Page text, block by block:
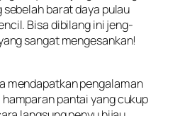
barat daya pulau
Bisa dibilang ini jeng-
sangat mengesankan!
mendapatkan pengalaman
pantai yang cukup